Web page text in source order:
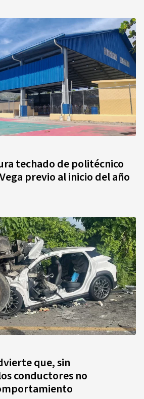
techado de politécnico
previo al inicio del año
que, sin
conductores no